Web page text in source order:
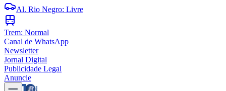
Al. Rio Negro: Livre
Trem: Normal
Canal de WhatsApp
Newsletter
Jornal Digital
Publicidade Legal
Anuncie